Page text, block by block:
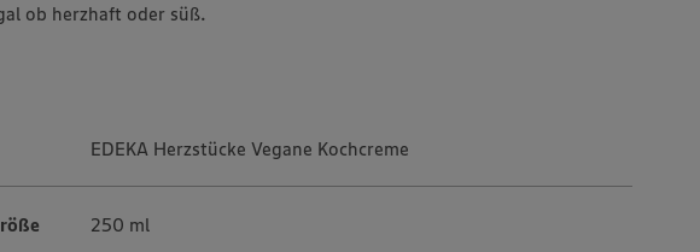
ob herzhaft oder süß.
EDEKA Herzstücke Vegane Kochcreme
250 ml